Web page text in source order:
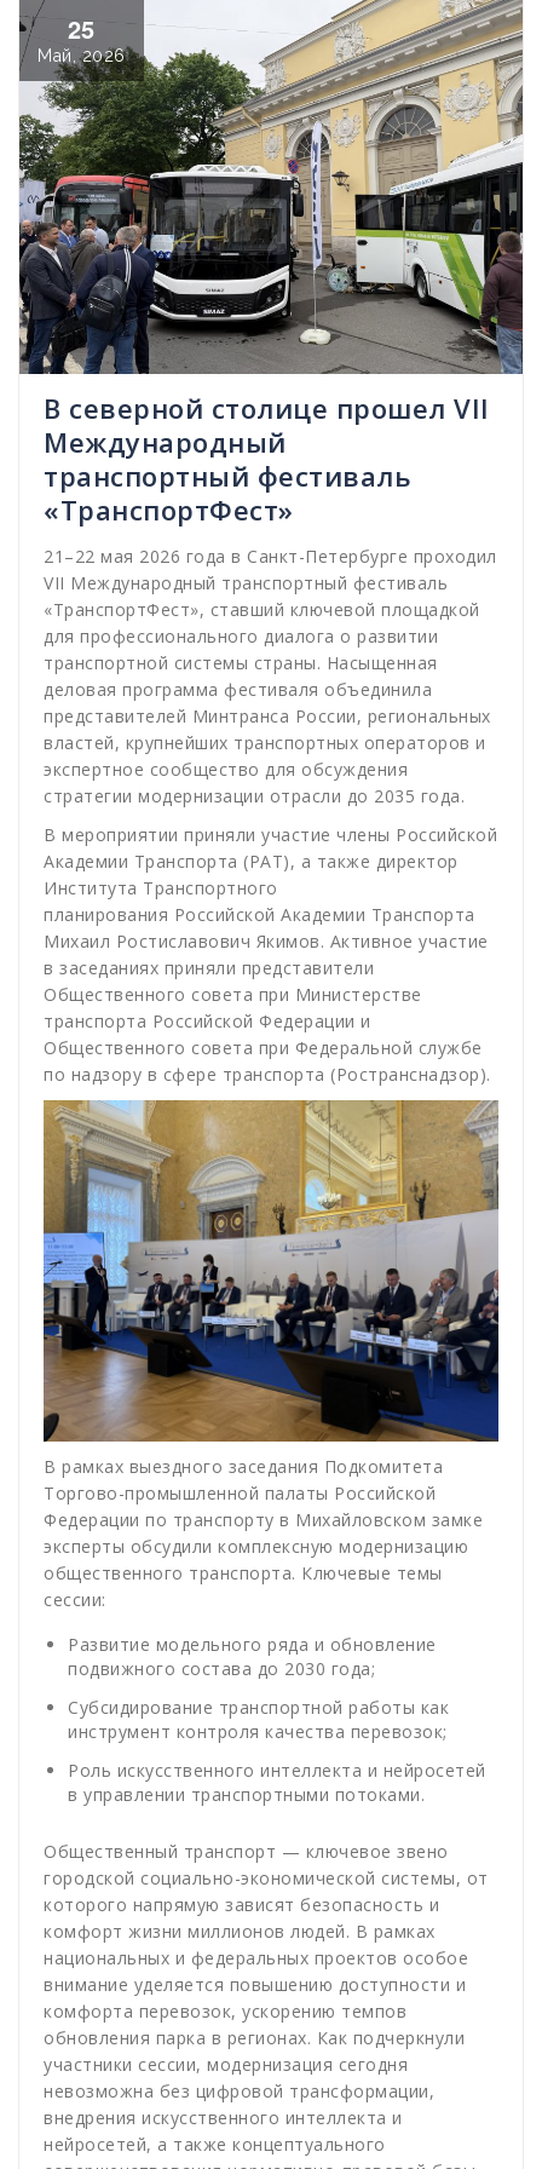
25
Май, 2026
В северной столице прошел VII
Международный
транспортный фестиваль
«ТранспортФест»
21–22 мая 2026 года в Санкт-Петербурге проходил
VII Международный транспортный фестиваль
«ТранспортФест», ставший ключевой площадкой
для профессионального диалога о развитии
транспортной системы страны. Насыщенная
деловая программа фестиваля объединила
представителей Минтранса России, региональных
властей, крупнейших транспортных операторов и
экспертное сообщество для обсуждения
стратегии модернизации отрасли до 2035 года.
В мероприятии приняли участие члены Российской
Академии Транспорта (РАТ), а также директор
Института Транспортного
планирования Российской Академии Транспорта
Михаил Ростиславович Якимов. Активное участие
в заседаниях приняли представители
Общественного совета при Министерстве
транспорта Российской Федерации и
Общественного совета при Федеральной службе
по надзору в сфере транспорта (Ространснадзор).
В рамках выездного заседания Подкомитета
Торгово-промышленной палаты Российской
Федерации по транспорту в Михайловском замке
эксперты обсудили комплексную модернизацию
общественного транспорта. Ключевые темы
сессии:
Развитие модельного ряда и обновление
подвижного состава до 2030 года;
Субсидирование транспортной работы как
инструмент контроля качества перевозок;
Роль искусственного интеллекта и нейросетей
в управлении транспортными потоками.
Общественный транспорт — ключевое звено
городской социально-экономической системы, от
которого напрямую зависят безопасность и
комфорт жизни миллионов людей. В рамках
национальных и федеральных проектов особое
внимание уделяется повышению доступности и
комфорта перевозок, ускорению темпов
обновления парка в регионах. Как подчеркнули
участники сессии, модернизация сегодня
невозможна без цифровой трансформации,
внедрения искусственного интеллекта и
нейросетей, а также концептуального